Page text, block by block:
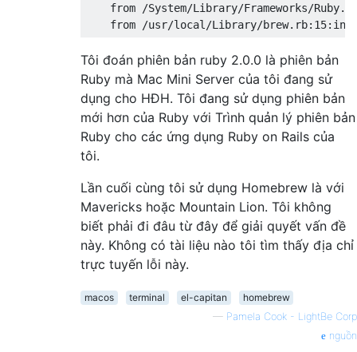
from /System/Library/Frameworks/
Tôi đoán phiên bản ruby ​​2.0.0 là phiên bản
Ruby mà Mac Mini Server của tôi đang sử
dụng cho HĐH. Tôi đang sử dụng phiên bản
mới hơn của Ruby với Trình quản lý phiên bản
Ruby cho các ứng dụng Ruby on Rails của
tôi.
Lần cuối cùng tôi sử dụng Homebrew là với
Mavericks hoặc Mountain Lion. Tôi không
biết phải đi đâu từ đây để giải quyết vấn đề
này. Không có tài liệu nào tôi tìm thấy địa chỉ
trực tuyến lỗi này.
macos terminal el-capitan
homebrew
— Pamela Cook - LightBe Corp
nguồn